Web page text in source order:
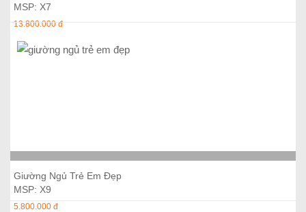
MSP: X7
13.800.000 đ
Giường Ngủ Trẻ Em Đẹp
MSP: X9
5.800.000 đ